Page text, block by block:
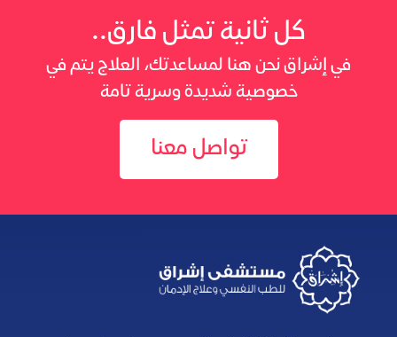
كل ثانية تمثل فارق..
في إشراق نحن هنا لمساعدتك، العلاج يتم في
خصوصية شديدة وسرية تامة
تواصل معنا